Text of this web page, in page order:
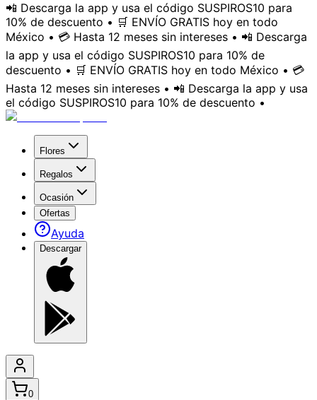
📲 Descarga la app y usa el código SUSPIROS10 para
10% de descuento • 🛒 ENVÍO GRATIS hoy en todo
México • 💳 Hasta 12 meses sin intereses • 📲 Descarga
la app y usa el código SUSPIROS10 para 10% de
descuento • 🛒 ENVÍO GRATIS hoy en todo México • 💳
Hasta 12 meses sin intereses • 📲 Descarga la app y usa
el código SUSPIROS10 para 10% de descuento •
Flores
Regalos
Ocasión
Ofertas
Ayuda
Descargar
0